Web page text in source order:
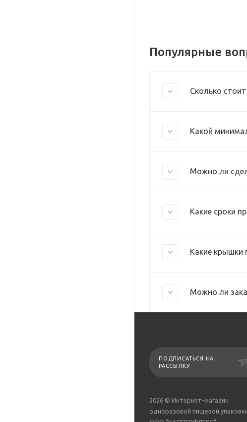
Популярные
Сколько
Какой
Можно ли
Какие сроки
Какие крышки
Можно ли
ПОДПИСАТЬСЯ НА
РАССЫЛКУ
2026 © Интернет-магазин
одноразовой пищевой